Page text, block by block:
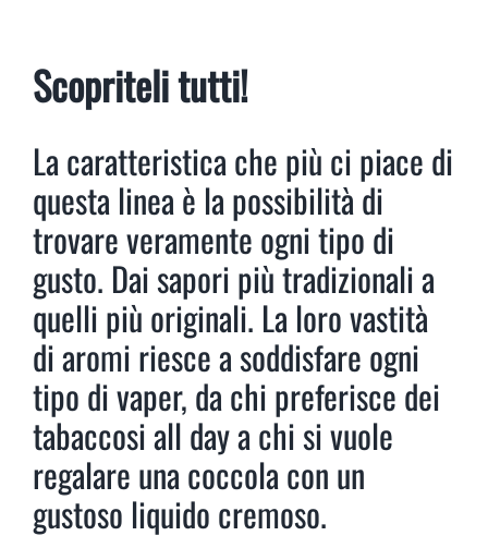
Scopriteli tutti!
La caratteristica che più ci piace di
questa linea è la possibilità di
trovare veramente ogni tipo di
gusto. Dai sapori più tradizionali a
quelli più originali. La loro vastità
di aromi riesce a soddisfare ogni
tipo di vaper, da chi preferisce dei
tabaccosi all day a chi si vuole
regalare una coccola con un
gustoso liquido cremoso.